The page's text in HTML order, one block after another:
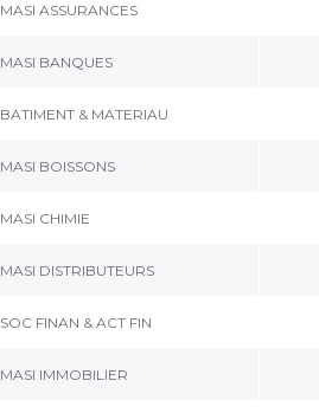
MASI ASSURANCES
MASI BANQUES
BATIMENT & MATERIAU
MASI BOISSONS
MASI CHIMIE
MASI DISTRIBUTEURS
SOC FINAN & ACT FIN
MASI IMMOBILIER